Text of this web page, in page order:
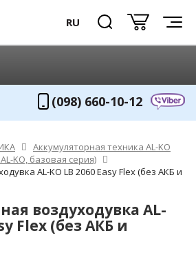
RU
(098) 660-10-12
Аккумуляторная техника AL-KO
KO, базовая серия)
AL-KO LB 2060 Easy Flex (без АКБ и
воздуходувка AL-
Flex (без АКБ и